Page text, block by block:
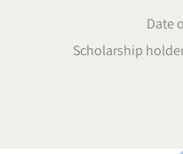
Date
Scholarship